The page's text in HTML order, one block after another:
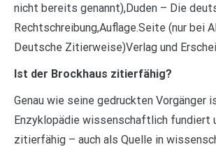
nicht bereits genannt),Duden – Die
Rechtschreibung,Auflage.Seite (nur bei
Deutsche Zitierweise)Verlag und
Ist der Brockhaus zitierfähig?
Genau wie seine gedruckten Vorgänger
Enzyklopädie wissenschaftlich fundiert
zitierfähig – auch als Quelle in